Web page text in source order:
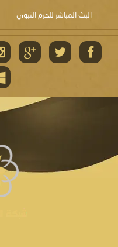
البث المباشر للحرم النبوي